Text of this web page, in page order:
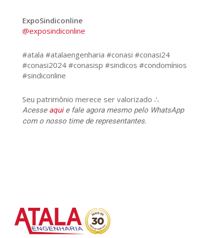
ExpoSindiconline
@exposindiconline
#atala #atalaengenharia #conasi #conasi24
#conasi2024 #conasisp #sindicos #condomínios
#sindiconline
Seu patrimônio merece ser valorizado ∴
Acesse aquie fale agora mesmo pelo WhatsApp
com o nosso time de representantes.